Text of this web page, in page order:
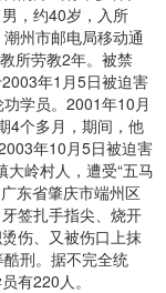
，约40岁，入所
州市邮电局移动通
所劳教2年。被禁
年1月5日被迫害
学员。2001年10月
4个多月，期间，他
年10月5日被迫害
岭村人，遭受“五马
东省肇庆市端州区
签扎手指尖、烧开
伤、又被伤口上抹
刑。据不完全统
有220人。